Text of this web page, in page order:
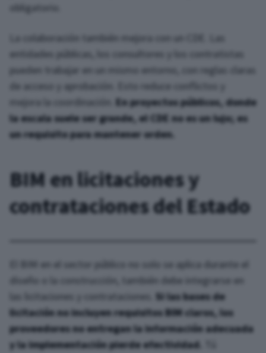
obligatorio.
La colaboración también mejora con un CDE. Las
entidades públicas, los consultores y los contratistas
pueden trabajar en un mismo entorno, con reglas claras
de acceso y aprobación. Esto reduce conflictos y
mejora la coordinación. En proyectos públicos, donde
la escala suele ser grande, el CDE no es un lujo; es
un requisito para mantener orden.
BIM en licitaciones y
contrataciones del Estado
El BIM en el sector público no solo se aplica durante el
diseño o la construcción, también debe integrarse en
las licitaciones y contrataciones. Si las bases de
licitación no incluyen requisitos BIM claros, los
proveedores no entregan la información adecuada
y la implementación pierde efectividad.